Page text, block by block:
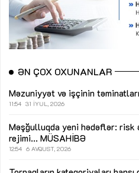
ƏN ÇOX OXUNANLAR
Məzuniyyət və işçinin
11:54 31 İYUL, 2026
Məşğulluqda yeni hədəflər: risk
rejimi... MÜSAHİBƏ
12:54 6 AVQUST, 2026